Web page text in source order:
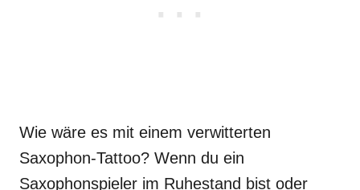
Wie wäre es mit einem verwitterten
Saxophon-Tattoo? Wenn du ein
Saxophonspieler im Ruhestand bist oder